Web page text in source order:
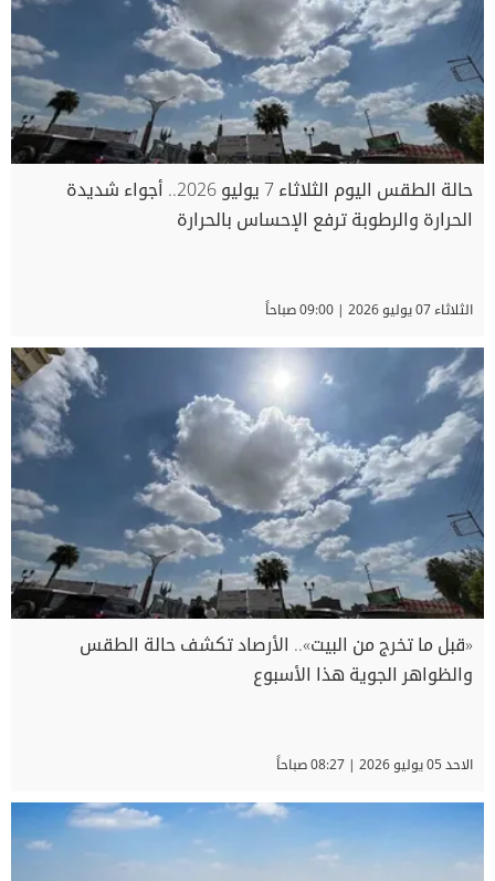
حالة الطقس اليوم الثلاثاء 7 يوليو 2026.. أجواء شديدة
الحرارة والرطوبة ترفع الإحساس بالحرارة
الثلاثاء 07 يوليو 2026 | 09:00 صباحاً
«قبل ما تخرج من البيت».. الأرصاد تكشف حالة الطقس
والظواهر الجوية هذا الأسبوع
الاحد 05 يوليو 2026 | 08:27 صباحاً